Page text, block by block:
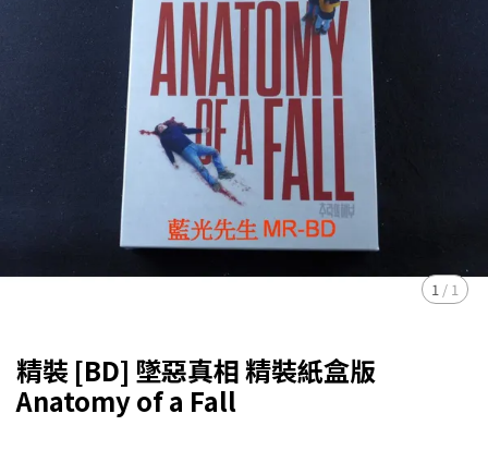
1 / 1
精裝 [BD] 墜惡真相 精裝紙盒版
Anatomy of a Fall